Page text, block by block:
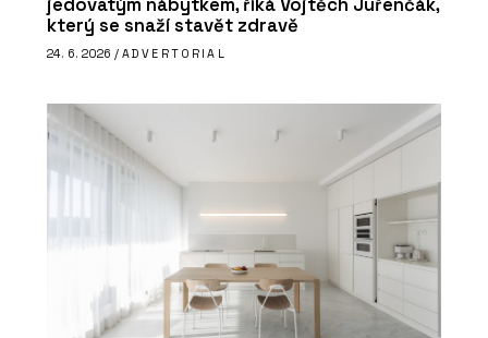
jedovatým nábytkem, říká Vojtěch Juřenčák,
který se snaží stavět zdravě
24. 6. 2026 / ADVERTORIAL